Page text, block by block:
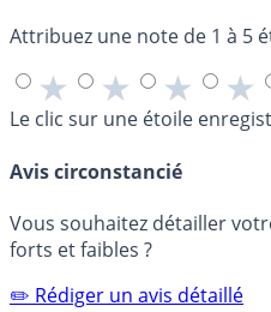
Attribuez une note de 1 à 5
★ ★ ★ ★
Le clic sur une étoile
Avis circonstancié
Vous souhaitez détailler
forts et faibles ?
✏️ Rédiger un avis détaillé